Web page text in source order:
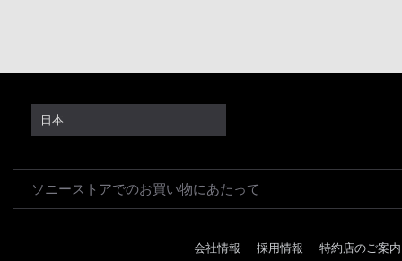
日本
ソニーストアでのお買い物にあたって
会社情報 採用情報 特約店のご案内